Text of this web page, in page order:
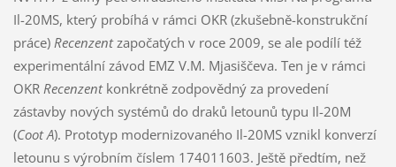
Il-20MS, který probíhá v rámci OKR (zkušebně-konstrukční
práce) Recenzentzapočatých v roce 2009, se ale podílí též
experimentální závod EMZ V.M. Mjasiščeva. Ten je v rámci
OKR Recenzentkonkrétně zodpovědný za provedení
zástavby nových systémů do draků letounů typu Il-20M
(Coot A). Prototyp modernizovaného Il-20MS vznikl konverzí
letounu s výrobním číslem 174011603. Ještě předtím, než